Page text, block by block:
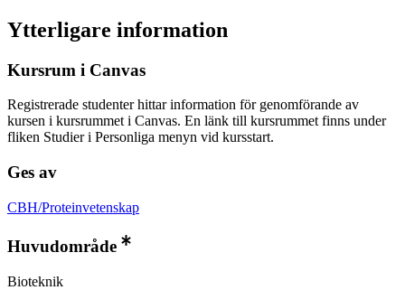
Ytterligare information
Kursrum i Canvas
Registrerade studenter hittar information för genomförande av
kursen i kursrummet i Canvas. En länk till kursrummet finns under
fliken Studier i Personliga menyn vid kursstart.
Ges av
CBH/Proteinvetenskap
Huvudområde
Bioteknik